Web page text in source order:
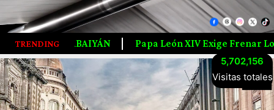
Visitas totales
5,702,156
TRENDING
Papa León XIV Exige Frenar Los Ataques Contra Civiles En